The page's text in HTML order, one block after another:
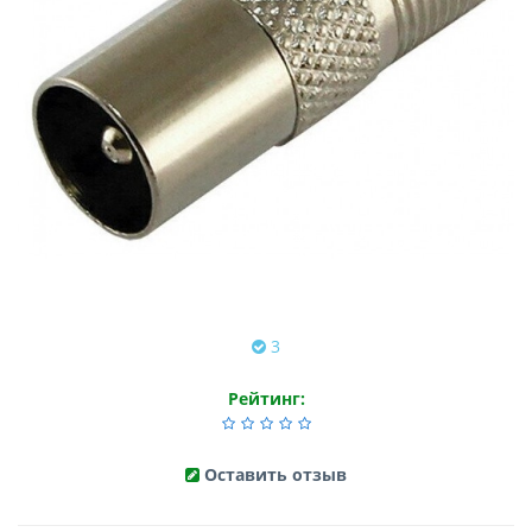
3
Рейтинг:
Оставить отзыв